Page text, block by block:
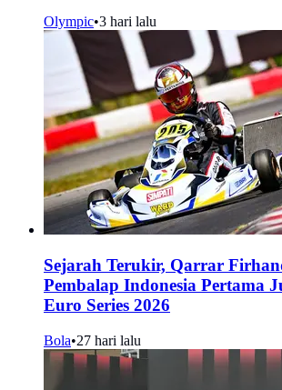
Olympic•3 hari lalu
Sejarah Terukir, Qarrar
Pembalap Indonesia Pertama
Euro Series 2026
Bola•27 hari lalu